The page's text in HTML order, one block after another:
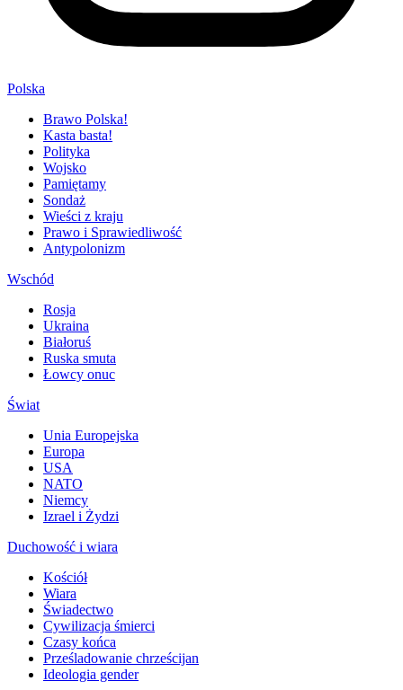
Polska
Brawo Polska!
Kasta basta!
Polityka
Wojsko
Pamiętamy
Sondaż
Wieści z kraju
Prawo i Sprawiedliwość
Antypolonizm
Wschód
Rosja
Ukraina
Białoruś
Ruska smuta
Łowcy onuc
Świat
Unia Europejska
Europa
USA
NATO
Niemcy
Izrael i Żydzi
Duchowość i wiara
Kościół
Wiara
Świadectwo
Cywilizacja śmierci
Czasy końca
Prześladowanie chrześcijan
Ideologia gender